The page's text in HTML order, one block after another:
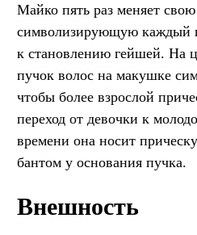
Майко пять раз меняет свою
символизирующую каждый
к становлению гейшей. На
пучок волос на макушке
чтобы более взрослой
переход от девочки к
времени она носит
бантом у основания пучка.
Внешность